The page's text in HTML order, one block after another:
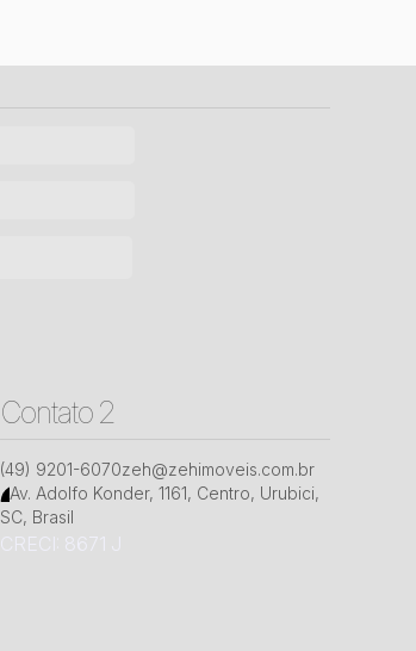
Contato 2
(49) 9201-6070zeh@zehimoveis.com.br
Av. Adolfo Konder, 1161, Centro, Urubici,
SC, Brasil
CRECI: 8671 J